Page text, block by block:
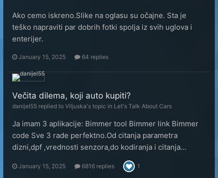
Ako cemo iskreno.Slike na oglasu su očajne. Sta je
teško napraviti par dobrih fotki spolja iz svih uglova i
enterijer.
January 15, 2025 64 replies
Večita dilema, koji auto kupiti?
danijel55 replied to Viljuska's topic in Let's Talk About Cars
Ja imam 3 aplikacije: Bimmer tool Bimmer link Bimmer
code Sve 3 rade perfektno.Od citanja parametra
dizni,dpf ,vrednosti senzora,do kodiranja i citanja...
January 15, 2025 6816 replies 1